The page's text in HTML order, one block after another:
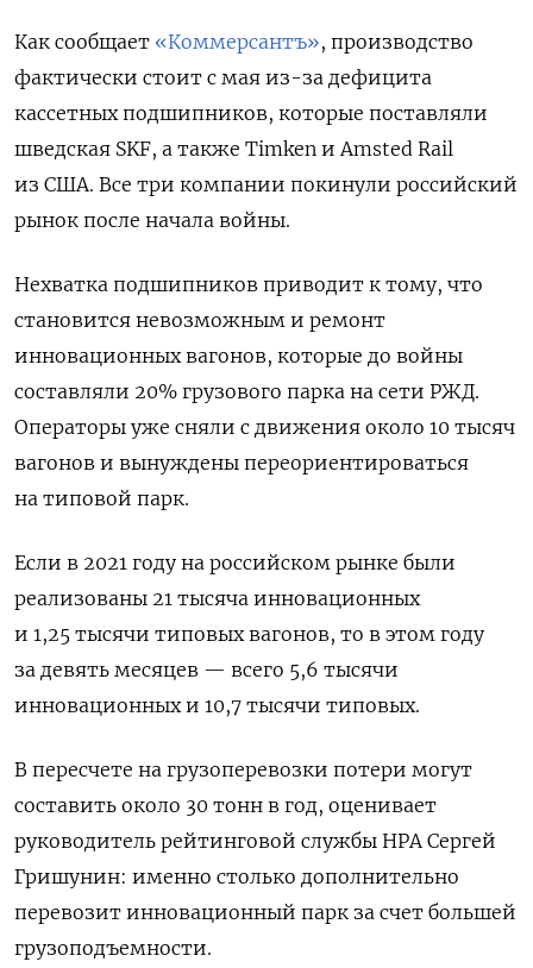
Как сообщает «Коммерсантъ», производство
фактически стоит с мая из-за дефицита
кассетных подшипников, которые поставляли
шведская SKF, а также Тimken и Amsted Rail
из США. Все три компании покинули российский
рынок после начала войны.
Нехватка подшипников приводит к тому, что
становится невозможным и ремонт
инновационных вагонов, которые до войны
составляли 20% грузового парка на сети РЖД.
Операторы уже сняли с движения около 10 тысяч
вагонов и вынуждены переориентироваться
на типовой парк.
Если в 2021 году на российском рынке были
реализованы 21 тысяча инновационных
и 1,25 тысячи типовых вагонов, то в этом году
за девять месяцев — всего 5,6 тысячи
инновационных и 10,7 тысячи типовых.
В пересчете на грузоперевозки потери могут
составить около 30 тонн в год, оценивает
руководитель рейтинговой службы НРА Сергей
Гришунин: именно столько дополнительно
перевозит инновационный парк за счет большей
грузоподъемности.